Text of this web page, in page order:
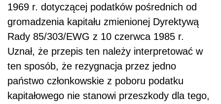
1969 r. dotyczącej podatków pośrednich od
gromadzenia kapitału zmienionej Dyrektywą
Rady 85/303/EWG z 10 czerwca 1985 r.
Uznał, że przepis ten należy interpretować w
ten sposób, że rezygnacja przez jedno
państwo członkowskie z poboru podatku
kapitałowego nie stanowi przeszkody dla tego,